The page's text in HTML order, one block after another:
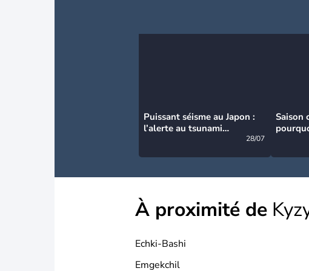
Puissant séisme au Japon :
l’alerte au tsunami
28/07
Saison
À proximité de
Echki-Bashi
Emgekchil